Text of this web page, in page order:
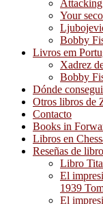
Your
Bobby
Livros em
Xadrez
Bobby
Dónde
Otros libros de
Contacto
Books in
Libros en
Reseñas de
Libro
El
1939
El